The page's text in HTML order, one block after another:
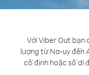
Với Viber Out
lượng từ Na-uy đến
cố định hoặc số di